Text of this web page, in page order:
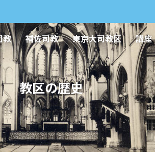
教 補佐司教 東京大司教区 講座
教区の歴史